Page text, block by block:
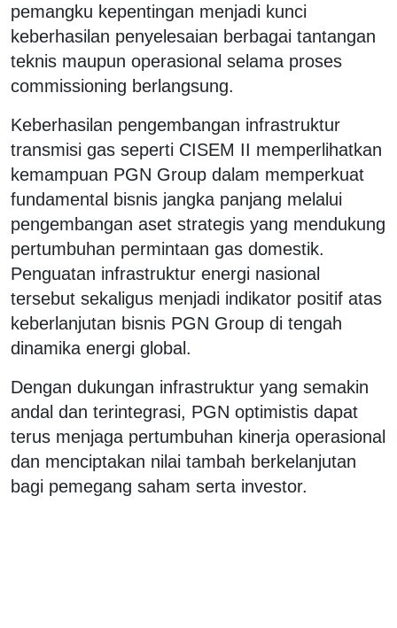
pemangku kepentingan menjadi kunci
keberhasilan penyelesaian berbagai tantangan
teknis maupun operasional selama proses
commissioning berlangsung.
Keberhasilan pengembangan infrastruktur
transmisi gas seperti CISEM II memperlihatkan
kemampuan PGN Group dalam memperkuat
fundamental bisnis jangka panjang melalui
pengembangan aset strategis yang mendukung
pertumbuhan permintaan gas domestik.
Penguatan infrastruktur energi nasional
tersebut sekaligus menjadi indikator positif atas
keberlanjutan bisnis PGN Group di tengah
dinamika energi global.
Dengan dukungan infrastruktur yang semakin
andal dan terintegrasi, PGN optimistis dapat
terus menjaga pertumbuhan kinerja operasional
dan menciptakan nilai tambah berkelanjutan
bagi pemegang saham serta investor.